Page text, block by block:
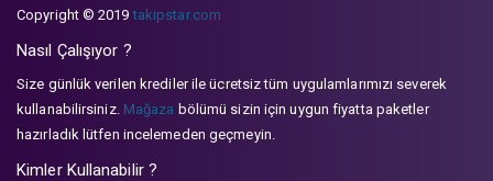
Copyright © 2019takipstar.com
Nasıl Çalışıyor ?
Size günlük verilen krediler ile ücretsiz tüm uygulamlarımızı severek
kullanabilirsiniz. Mağaza bölümü sizin için uygun fiyatta paketler
hazırladık lütfen incelemeden geçmeyin.
Kimler Kullanabilir ?